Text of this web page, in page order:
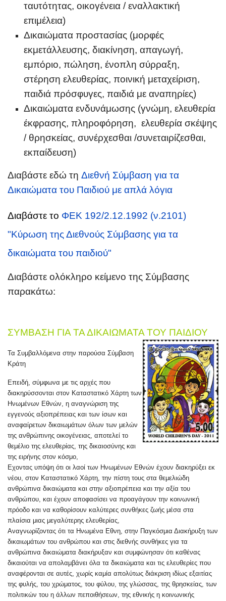
ταυτότητας, οικογένεια / εναλλακτική
επιμέλεια)
Δικαιώματα προστασίας (μορφές
εκμετάλλευσης, διακίνηση, απαγωγή,
εμπόριο, πώληση, ένοπλη σύρραξη,
στέρηση ελευθερίας, ποινική μεταχείριση,
παιδιά πρόσφυγες, παιδιά με αναπηρίες)
Δικαιώματα ενδυνάμωσης (γνώμη, ελευθερία
έκφρασης, πληροφόρηση, ελευθερία σκέψης
/ θρησκείας, συνέρχεσθαι /συνεταιρίζεσθαι,
εκπαίδευση)
Διαβάστε εδώ τη Διεθνή Σύμβαση για τα
Δικαιώματα του Παιδιού με απλά λόγια
Διαβάστε το ΦΕΚ 192/2.12.1992 (ν.2101)
"Κύρωση της Διεθνούς Σύμβασης για τα
δικαιώματα του παιδιού"
Διαβάστε ολόκληρο κείμενο της Σύμβασης
παρακάτω:
ΣΥΜΒΑΣΗ ΓΙΑ ΤΑ ΔΙΚΑΙΩΜΑΤΑ ΤΟΥ ΠΑΙΔΙΟΥ
Τα Συμβαλλόμενα στην παρούσα Σύμβαση
Κράτη
Επειδή, σύμφωνα με τις αρχές που
διακηρύσσονται στον Καταστατικό Χάρτη των
Ηνωμένων Εθνών, η αναγνώριση της
εγγενούς αξιοπρέπειας και των ίσων και
αναφαίρετων δικαιωμάτων όλων των μελών
της ανθρώπινης οικογένειας, αποτελεί το
θεμέλιο της ελευθερίας, της δικαιοσύνης και
της ειρήνης στον κόσμο,
Εχοντας υπόψη ότι οι λαοί των Ηνωμένων Εθνών έχουν διακηρύξει εκ
νέου, στον Καταστατικό Χάρτη, την πίστη τους στα θεμελιώδη
ανθρώπινα δικαιώματα και στην αξιοπρέπεια και την αξία του
ανθρώπου, και έχουν αποφασίσει να προαγάγουν την κοινωνική
πρόοδο και να καθορίσουν καλύτερες συνθήκες ζωής μέσα στα
πλαίσια μιας μεγαλύτερης ελευθερίας,
Αναγνωρίζοντας ότι τα Ηνωμένα Εθνη, στην Παγκόσμια Διακήρυξη των
δικαιωμάτων του ανθρώπου και στις διεθνής συνθήκες για τα
ανθρώπινα δικαιώματα διακήρυξαν και συμφώνησαν ότι καθένας
δικαιούται να απολαμβάνει όλα τα δικαιώματα και τις ελευθερίες που
αναφέρονται σε αυτές, χωρίς καμία απολύτως διάκριση ιδίως εξαιτίας
της φυλής, του χρώματος, του φύλου, της γλώσσας, της θρησκείας, των
πολιτικών του η άλλων πεποιθήσεων, της εθνικής η κοινωνικής